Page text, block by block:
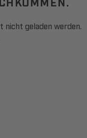
nicht geladen werden.